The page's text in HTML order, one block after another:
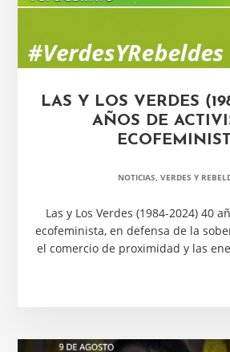
LAS Y LOS VERDES
AÑOS DE
NOTICIAS, VERDES Y
Las y Los Verdes (1984-2024) 40
ecofeminista, en defensa de la
el comercio de proximidad y las